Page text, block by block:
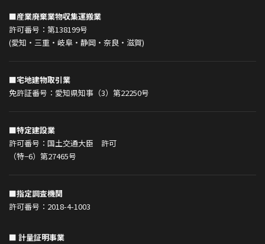
■産業廃棄業物収集運搬業
許可番号：第138199号
(愛知・三重・岐阜・静岡・奈良・滋賀)
■宅地建物取引業
免許証番号：愛知県知事（3）第22250号
■特定建設業
許可番号：国土交通大臣 許可
（特−6）第27465号
■指定調査機関
許可番号：2018-4-1003
■ 計量証明事業